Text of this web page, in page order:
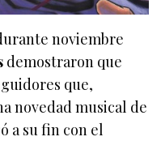
noviembre
demostraron que
que,
novedad musical de
a su fin con el